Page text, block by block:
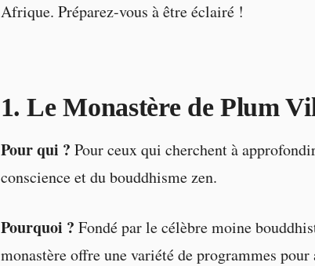
Afrique. Préparez-vous à être éclairé !
1. Le Monastère de Plum
Pour qui ? Pour ceux qui cherchent à
conscience et du bouddhisme zen.
Pourquoi ? Fondé par le célèbre moine
monastère offre une variété de programmes